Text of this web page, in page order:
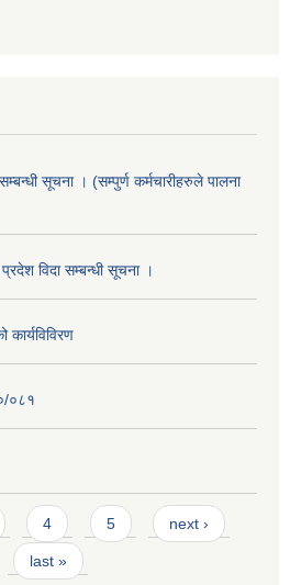
सूचना । (सम्पुर्ण कर्मचारीहरुले पालना
विदा सम्बन्धी सूचना ।
कार्यविविरण
०८१
4 5 next ›
last »